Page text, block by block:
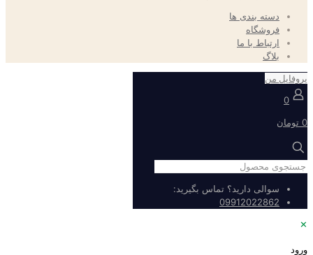
دسته بندی ها
فروشگاه
ارتباط با ما
بلاگ
پروفایل من
0
0 تومان
سوالی دارید؟ تماس بگیرید:
09912022862
✕
ورود